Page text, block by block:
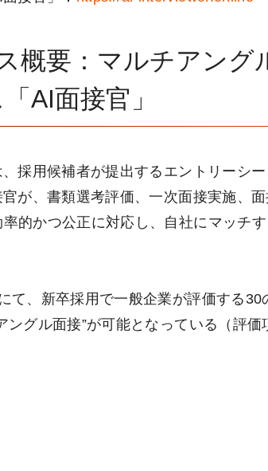
概要：マルチアング
AI面接官」
、採用候補者が提出するエントリーシ
が、書類選考評価、一次面接実施、
的かつ公正に対応し、自社にマッチ
て、新卒採用で一般企業が評価する
ングル面接”が可能となっている（評